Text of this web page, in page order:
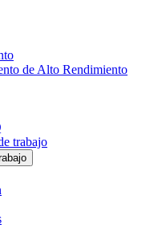
de Alto Rendimiento
trabajo